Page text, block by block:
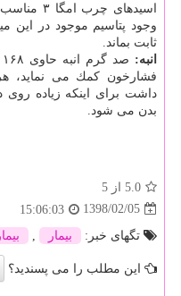
اسیدهای چرب امگا ۳ مناسب برای
وجود پتاسیم موجود در این
ثابت بماند.
انبه:
فشارخون كمك می نماید،
داشت برای اینكه زیاده
بدن می شود.
5.0 از 5
1398/02/05
15:06:03
تگهای خبر:
بیمار ,
این مطلب را می پسندید؟